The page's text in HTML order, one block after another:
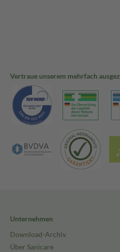
Vertraue unserem mehrfach
Unternehmen
Download-Archiv
Über Sanicare